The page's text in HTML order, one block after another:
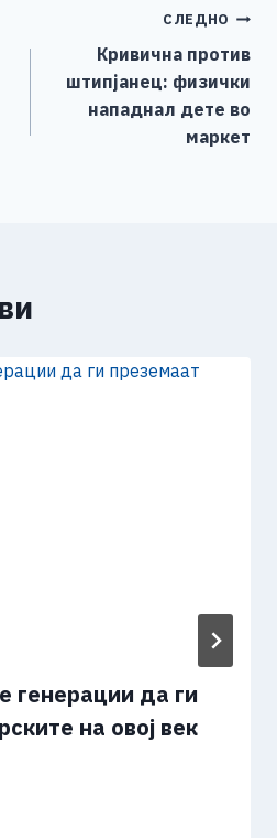
Li
n
k
СЛЕДНО
Кривична против
штипјанец: физички
нападнал дете во
маркет
генерации да ги
на овој век